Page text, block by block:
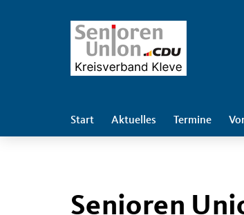
Start Aktuelles Termine
Senioren